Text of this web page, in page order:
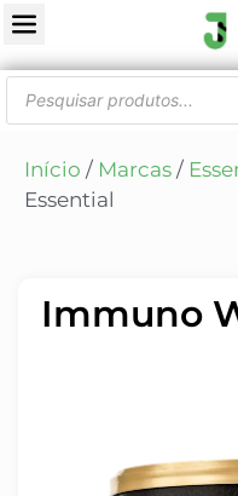
Início / Marcas /
Essential
Immuno